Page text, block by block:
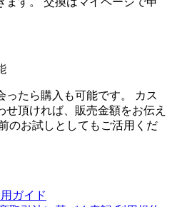
ったら購入も可能です。 カス
せ頂ければ、販売金額をお伝え
のお試しとしてもご活用くだ
ガイド